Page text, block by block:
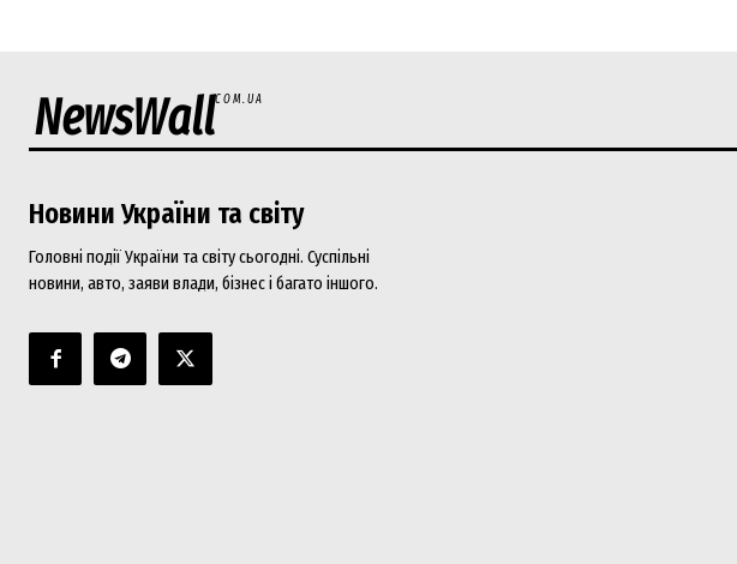
NewsWallCOM.UA
Новини України та світу
Головні події України та світу сьогодні. Суспільні
новини, авто, заяви влади, бізнес і багато іншого.